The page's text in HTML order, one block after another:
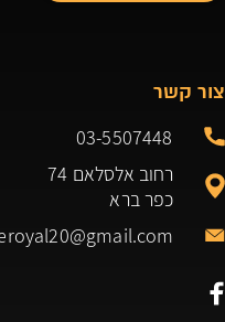
צור קשר
03-5507448
רחוב אלסלאם 74
כפר ברא